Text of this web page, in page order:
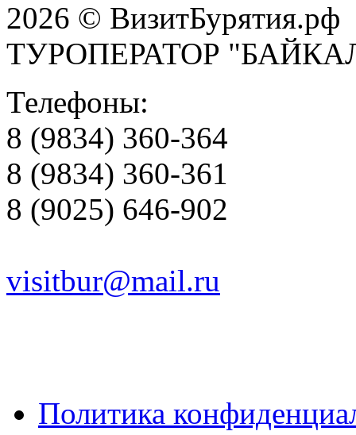
2026 © ВизитБурятия.рф
ТУРОПЕРАТОР
Телефоны:
8 (9834) 360-364
8 (9834) 360-361
8 (9025) 646-902
visitbur@mail.ru
Политика